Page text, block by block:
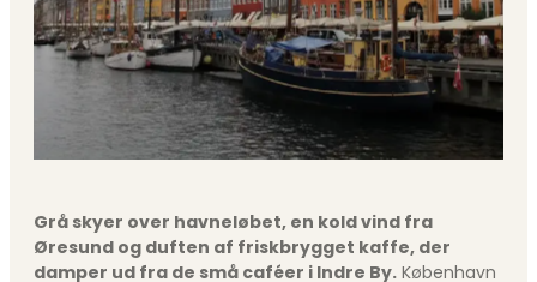
Grå skyer over havneløbet, en kold vind fra
Øresund og duften af friskbrygget kaffe, der
damper ud fra de små caféer i Indre By. København